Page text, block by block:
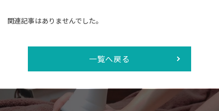
関連記事はありませんでした。
一覧へ戻る